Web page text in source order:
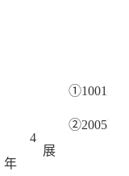
4
年
①1001英
②2005现
展